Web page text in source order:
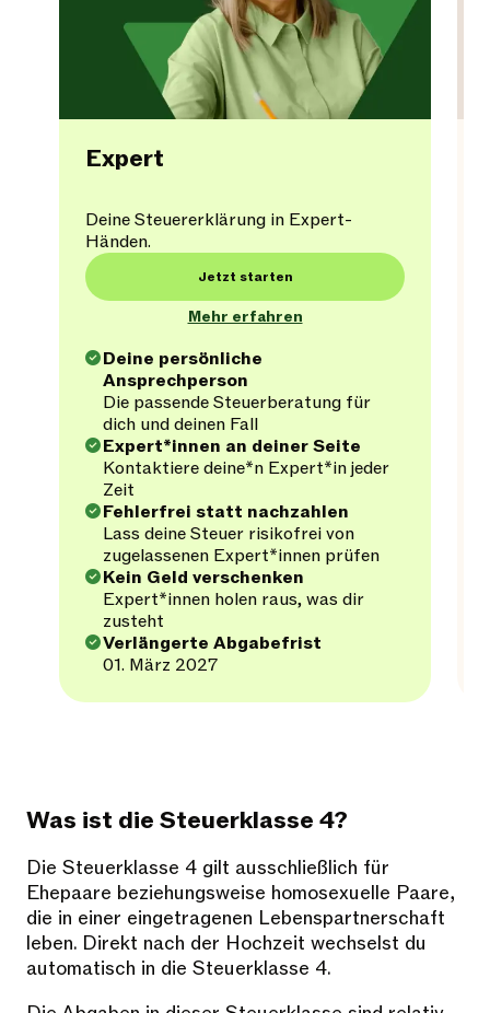
Expert
Deine Steuererklärung in Expert-
Händen.
Jetzt starten
Mehr erfahren
Deine persönliche
Ansprechperson
Die passende Steuerberatung für
dich und deinen Fall
Expert*innen an deiner Seite
Kontaktiere deine*n Expert*in jeder
Zeit
Fehlerfrei statt nachzahlen
Lass deine Steuer risikofrei von
zugelassenen Expert*innen prüfen
Kein Geld verschenken
Expert*innen holen raus, was dir
zusteht
Verlängerte Abgabefrist
01. März 2027
Was ist die Steuerklasse 4?
Die Steuerklasse 4 gilt ausschließlich für
Ehepaare beziehungsweise homosexuelle Paare,
die in einer eingetragenen Lebenspartnerschaft
leben. Direkt nach der Hochzeit wechselst du
automatisch in die Steuerklasse 4.